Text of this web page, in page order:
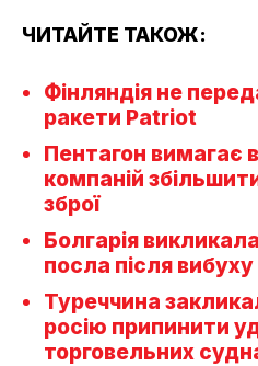
ЧИТАЙТЕ ТАКОЖ:
Фінляндія не
ракети Patriot
Пентагон вимагає
компаній
зброї
Болгарія
посла після
Туреччина
росію припинити
торговельних